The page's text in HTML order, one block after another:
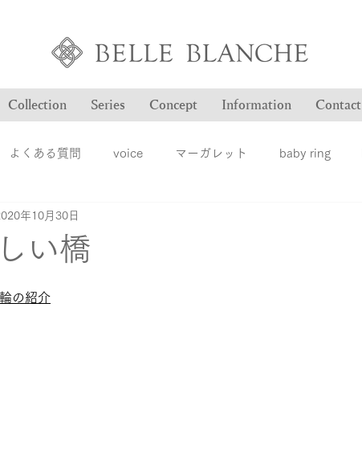
Collection Series Concept Information Contact
よくある質問 voice マーガレット baby ring
Blog ヴァンドゥパリ
ョン
い橋
年10月30日
の紹介